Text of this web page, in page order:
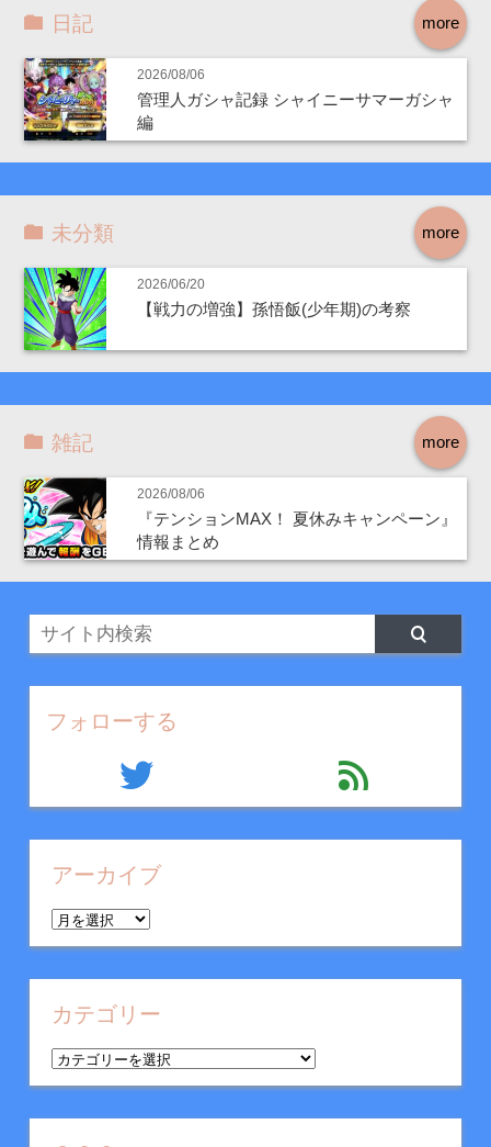
more
日記
2026/08/06
管理人ガシャ記録 シャイニーサマーガシャ
編
more
未分類
2026/06/20
【戦力の増強】孫悟飯(少年期)の考察
more
雑記
2026/08/06
『テンションMAX！ 夏休みキャンペーン』
情報まとめ
フォローする
twitter feed
アーカイブ
ア
ー
カ
イ
カテゴリー
カ
テ
ゴ